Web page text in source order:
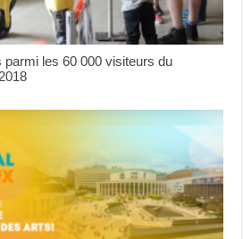
parmi les 60 000 visiteurs du